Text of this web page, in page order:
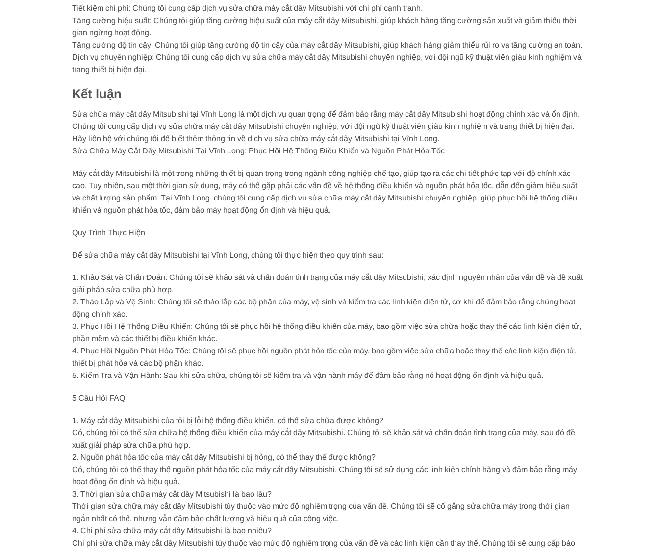
Tiết kiệm chi phí: Chúng tôi cung cấp dịch vụ sửa chữa máy cắt dây Mitsubishi với chi phí cạnh tranh.
Tăng cường hiệu suất: Chúng tôi giúp tăng cường hiệu suất của máy cắt dây Mitsubishi, giúp khách hàng tăng cường sản xuất và giảm thiểu thời
gian ngừng hoạt động.
Tăng cường độ tin cậy: Chúng tôi giúp tăng cường độ tin cậy của máy cắt dây Mitsubishi, giúp khách hàng giảm thiểu rủi ro và tăng cường an toàn.
Dịch vụ chuyên nghiệp: Chúng tôi cung cấp dịch vụ sửa chữa máy cắt dây Mitsubishi chuyên nghiệp, với đội ngũ kỹ thuật viên giàu kinh nghiệm và
trang thiết bị hiện đại.
Kết luận
Sửa chữa máy cắt dây Mitsubishi tại Vĩnh Long là một dịch vụ quan trọng để đảm bảo rằng máy cắt dây Mitsubishi hoạt động chính xác và ổn định.
Chúng tôi cung cấp dịch vụ sửa chữa máy cắt dây Mitsubishi chuyên nghiệp, với đội ngũ kỹ thuật viên giàu kinh nghiệm và trang thiết bị hiện đại.
Hãy liên hệ với chúng tôi để biết thêm thông tin về dịch vụ sửa chữa máy cắt dây Mitsubishi tại Vĩnh Long.
Sửa Chữa Máy Cắt Dây Mitsubishi Tại Vĩnh Long: Phục Hồi Hệ Thống Điều Khiển và Nguồn Phát Hỏa Tốc
Máy cắt dây Mitsubishi là một trong những thiết bị quan trọng trong ngành công nghiệp chế tạo, giúp tạo ra các chi tiết phức tạp với độ chính xác
cao. Tuy nhiên, sau một thời gian sử dụng, máy có thể gặp phải các vấn đề về hệ thống điều khiển và nguồn phát hỏa tốc, dẫn đến giảm hiệu suất
và chất lượng sản phẩm. Tại Vĩnh Long, chúng tôi cung cấp dịch vụ sửa chữa máy cắt dây Mitsubishi chuyên nghiệp, giúp phục hồi hệ thống điều
khiển và nguồn phát hỏa tốc, đảm bảo máy hoạt động ổn định và hiệu quả.
Quy Trình Thực Hiện
Để sửa chữa máy cắt dây Mitsubishi tại Vĩnh Long, chúng tôi thực hiện theo quy trình sau:
1. Khảo Sát và Chẩn Đoán: Chúng tôi sẽ khảo sát và chẩn đoán tình trạng của máy cắt dây Mitsubishi, xác định nguyên nhân của vấn đề và đề xuất
giải pháp sửa chữa phù hợp.
2. Tháo Lắp và Vệ Sinh: Chúng tôi sẽ tháo lắp các bộ phận của máy, vệ sinh và kiểm tra các linh kiện điện tử, cơ khí để đảm bảo rằng chúng hoạt
động chính xác.
3. Phục Hồi Hệ Thống Điều Khiển: Chúng tôi sẽ phục hồi hệ thống điều khiển của máy, bao gồm việc sửa chữa hoặc thay thế các linh kiện điện tử,
phần mềm và các thiết bị điều khiển khác.
4. Phục Hồi Nguồn Phát Hỏa Tốc: Chúng tôi sẽ phục hồi nguồn phát hỏa tốc của máy, bao gồm việc sửa chữa hoặc thay thế các linh kiện điện tử,
thiết bị phát hỏa và các bộ phận khác.
5. Kiểm Tra và Vận Hành: Sau khi sửa chữa, chúng tôi sẽ kiểm tra và vận hành máy để đảm bảo rằng nó hoạt động ổn định và hiệu quả.
5 Câu Hỏi FAQ
1. Máy cắt dây Mitsubishi của tôi bị lỗi hệ thống điều khiển, có thể sửa chữa được không?
Có, chúng tôi có thể sửa chữa hệ thống điều khiển của máy cắt dây Mitsubishi. Chúng tôi sẽ khảo sát và chẩn đoán tình trạng của máy, sau đó đề
xuất giải pháp sửa chữa phù hợp.
2. Nguồn phát hỏa tốc của máy cắt dây Mitsubishi bị hỏng, có thể thay thế được không?
Có, chúng tôi có thể thay thế nguồn phát hỏa tốc của máy cắt dây Mitsubishi. Chúng tôi sẽ sử dụng các linh kiện chính hãng và đảm bảo rằng máy
hoạt động ổn định và hiệu quả.
3. Thời gian sửa chữa máy cắt dây Mitsubishi là bao lâu?
Thời gian sửa chữa máy cắt dây Mitsubishi tùy thuộc vào mức độ nghiêm trọng của vấn đề. Chúng tôi sẽ cố gắng sửa chữa máy trong thời gian
ngắn nhất có thể, nhưng vẫn đảm bảo chất lượng và hiệu quả của công việc.
4. Chi phí sửa chữa máy cắt dây Mitsubishi là bao nhiêu?
Chi phí sửa chữa máy cắt dây Mitsubishi tùy thuộc vào mức độ nghiêm trọng của vấn đề và các linh kiện cần thay thế. Chúng tôi sẽ cung cấp báo